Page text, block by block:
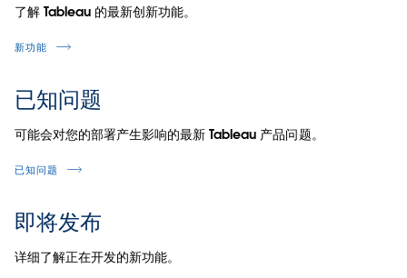
了解 Tableau 的最新创新功能。
新功能
已知问题
可能会对您的部署产生影响的最新 Tableau 产品问题。
已知问题
即将发布
详细了解正在开发的新功能。